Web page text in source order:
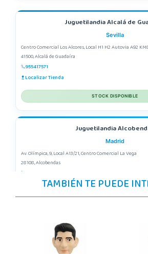
Juguetilandia Alcalá de
Sevilla
Centro Comercial Los Alcores, Local H1 H2 Autovia A92
41500, Alcalá de Guadaíra
955417571
Localizar Tienda
STOCK DISPONIBLE
Juguetilandia
Madrid
Av. Olímpica, 9, Local A13/21, Centro Comercial La Vega
28108, Alcobendas
Localizar Tienda
Juguetilandia Alicante
TAMBIÉN TE PUEDE